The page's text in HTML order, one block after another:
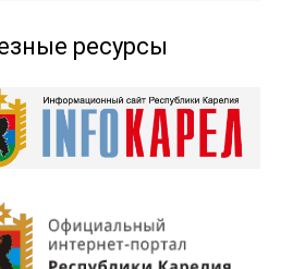
ресурсы